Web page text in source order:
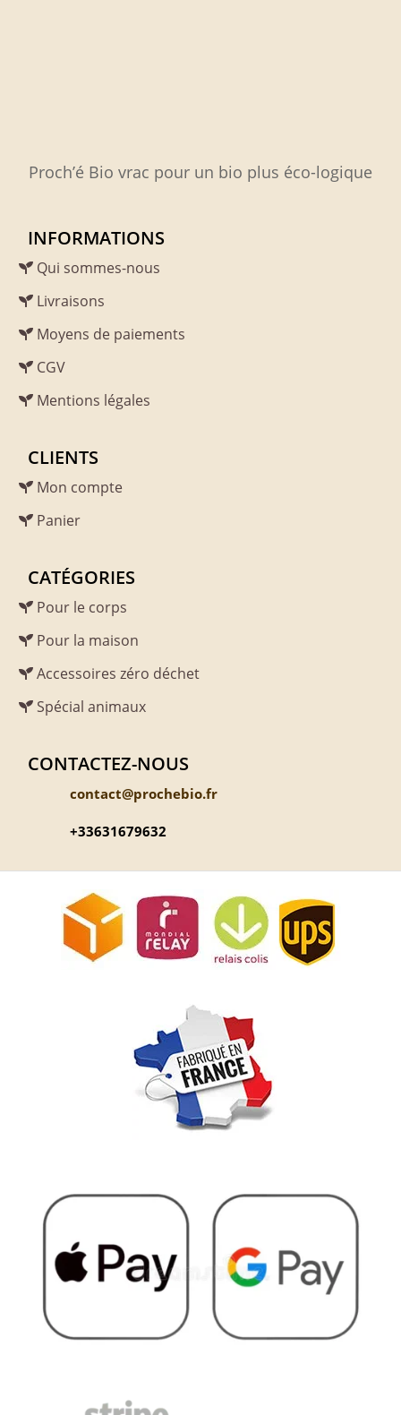
Proch’é Bio vrac pour un bio plus éco-logique
INFORMATIONS
Qui sommes-nous
Livraisons
Moyens de paiements
CGV
Mentions légales
CLIENTS
Mon compte
Panier
CATÉGORIES
Pour le corps
Pour la maison
Accessoires zéro déchet
Spécial animaux
CONTACTEZ-NOUS
contact@prochebio.fr
+33631679632